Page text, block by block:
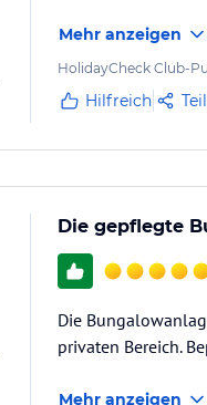
Mehr anzeigen
HolidayCheck Club-
Hilfreich
Die gepflegte
Die
privaten Bereich.
Mehr anzeigen